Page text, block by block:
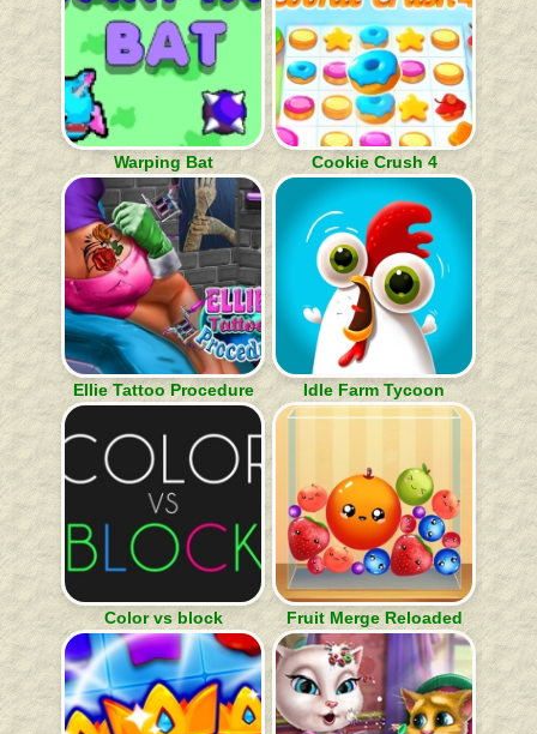
Warping Bat Cookie Crush 4
Ellie Tattoo Procedure Idle Farm Tycoon
Color vs block Fruit Merge Reloaded